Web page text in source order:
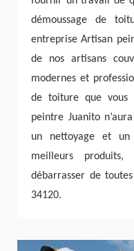
démoussage de
entreprise Artisan
de nos artisans
modernes et
de toiture que vous
peintre Juanito
un nettoyage et un
meilleurs
débarrasser de
34120.